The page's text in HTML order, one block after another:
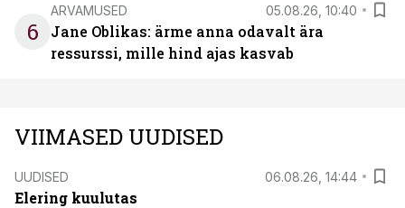
6
ARVAMUSED 05.08.26, 10:40
Jane Oblikas: ärme anna odavalt ära
ressurssi, mille hind ajas kasvab
VIIMASED UUDISED
UUDISED 06.08.26, 14:44
Elering kuulutas